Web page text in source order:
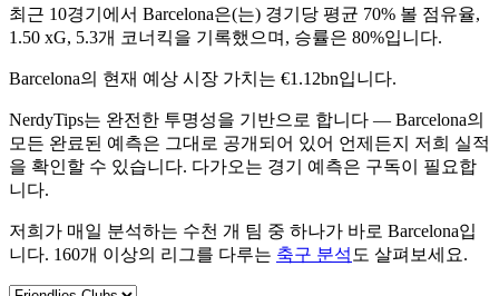
최근 10경기에서 Barcelona은(는) 경기당 평균 70% 볼 점유율,
1.50 xG, 5.3개 코너킥을 기록했으며, 승률은 80%입니다.
Barcelona의 현재 예상 시장 가치는 €1.12bn입니다.
NerdyTips는 완전한 투명성을 기반으로 합니다 — Barcelona의
모든 완료된 예측은 그대로 공개되어 있어 언제든지 저희 실적
을 확인할 수 있습니다. 다가오는 경기 예측은 구독이 필요합
니다.
저희가 매일 분석하는 수천 개 팀 중 하나가 바로 Barcelona입
니다. 160개 이상의 리그를 다루는 축구 분석 도 살펴보세요.